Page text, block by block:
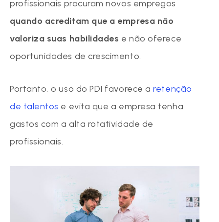
profissionais procuram novos empregos
quando acreditam que a empresa não
valoriza suas habilidades e não oferece
oportunidades de crescimento.
Portanto, o uso do PDI favorece aretenção
de talentos e evita que a empresa tenha
gastos com a alta rotatividade de
profissionais.